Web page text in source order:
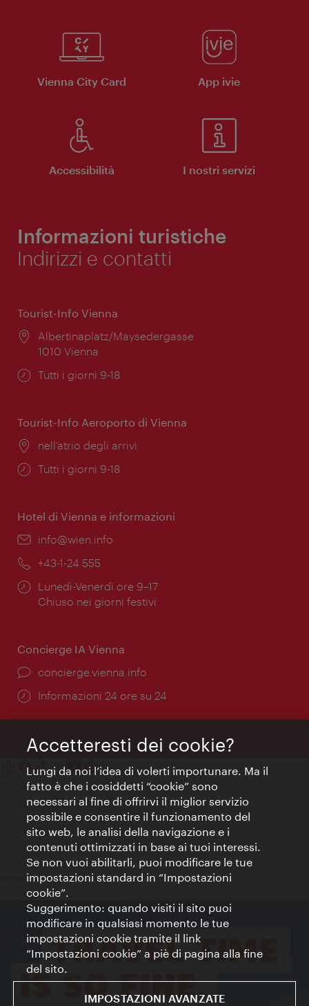
Vienna City Card App ivie
Accessibilità I nostri servizi
Informazioni turistiche
Indirizzi e contatti
Tourist-Info Vienna
Posizione:
Albertinaplatz/Maysedergasse
1010 Vienna
Orari
Tutti i giorni 9-18
Tourist-Info Aeroporto di Vienna
Posizione:
nell’atrio degli arrivi
Orari
Tutti i giorni 9-18
Hotel di Vienna e informazioni
Email:
info@wien.info
Telefono:
+43-1-24 555
Orari
di
Lunedì-Venerdì ore 9–17
Chiuso nei giorni festivi
Concierge IA Vienna
Ort:
concierge.vienna.info
Öffnungszeiten:
Informazioni 24 ore su 24
Contatti
Colophon
Dichiarazione sulla protezione dei dati
Terms of Use
Accessibilità
Contatto stampa
Impostazioni cookie
© Copyright WienTourismus
Accetteresti dei cookie?
Lungi da noi l’idea di volerti importunare. Ma il
fatto è che i cosiddetti “cookie” sono
necessari al fine di offrirvi il miglior servizio
possibile e consentire il funzionamento del
sito web, le analisi della navigazione e i
contenuti ottimizzati in base ai tuoi interessi.
Se non vuoi abilitarli, puoi modificare le tue
impostazioni standard in “Impostazioni
cookie”.
Suggerimento: quando visiti il sito puoi
modificare in qualsiasi momento le tue
impostazioni cookie tramite il link
“Impostazioni cookie” a piè di pagina alla fine
del sito.
IMPOSTAZIONI AVANZATE